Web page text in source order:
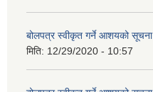
बोलपत्र स्वीकृत गर्ने आशयको सूचना
मिति: 12/29/2020 - 10:57